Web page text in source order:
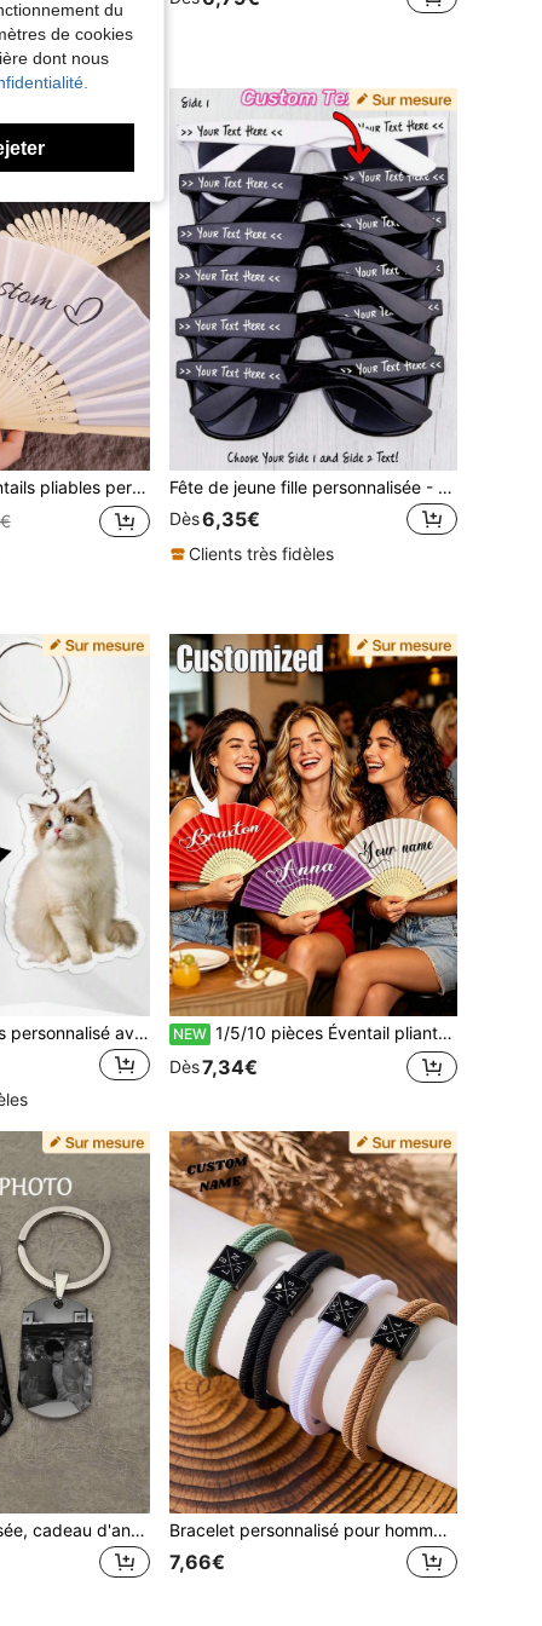
pliable pour cadeaux de mariage, cadeaux d'anniversaire et cadeaux de retour pour demoiselles d'honneur, faveur de fête
Fête de jeune fille personnalisée - Cadre carré noir personnalisé avec verres blancs, parfait pour la mariée et l'équipe de célébration nuptiale, cadeaux de fête de jeune fille, lunettes de mode pour demoiselles d'honneur, mignon, Y2K, amis, douche nuptiale, cadeau pour elle
Dès6,35€
Clients très fidèles
1 pièce Porte-clés personnalisé avec nom et photo, pendentif de sac à dos pour femmes, porte-clés en acrylique pour couples, amis, animaux de compagnie, photos personnalisées, objet de collection commémoratif, cadeau personnalisé NEW 1/5/10 pièces Éventail pliant personnalisé avec nom, éventail à main élégant pour femmes, cadeau de mariage, cadeau de douche nuptiale, accessoire pour événement d'été
Dès7,34€
Photo personnalisée, cadeau d'anniversaire, décoration d'Halloween, pendentif de sac à dos, cadeau d'anniversaire, Saint-Valentin, Fête des Mères, remise des diplômes, cadeau de Noël, or rose, platine, convient aux étudiants universitaires, pour la famille, décoration murale, esthétique, cadeau unique
Bracelet personnalisé pour homme, bracelet de couple avec initiale personnalisée, bracelet gravé, bracelet d'amour, bracelet d'amitié, bracelet de marin, bracelet de famille, cadeau de Noël, cadeau de la Saint-Valentin, cadeau d'anniversaire, cadeau d'anniversaire de mariage, cadeau de la Fête des Pères, bracelets de poignet personnalisés
7,66€
du
de cookies
dont nous